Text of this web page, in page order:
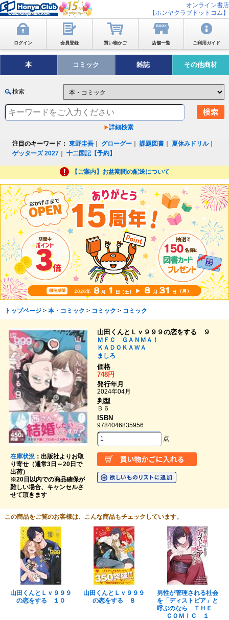
オンライン書店
【ホンヤクラブドットコム】
ログイン 会員登録 買い物かご 店舗一覧 ご利用ガイド
本 コミック 雑誌 その他商材
検索
詳細検索
注目のキーワード： 東野圭吾 グローグー ｜課題図書 ｜夏休みドリル｜
ゲッターズ 2027 ｜十二国記【予約】
【ご案内】お盆期間の配送について
トップページ> 本・コミック > コミック > コミック
在庫状況：出版社よりお取
り寄せ（通常3日～20日で
出荷）
※20日以内での商品確保が
難しい場合、キャンセルさ
せて頂きます
山田くんとＬｖ９９９の恋をする ９
ＭＦＣ ＧＡＮＭＡ！
ＫＡＤＯＫＡＷＡ
ましろ
価格
748円
発行年月
2024年04月
判型
Ｂ６
ISBN
9784046835956
点
この商品をご覧のお客様は、こんな商品もチェックしています。
山田くんとＬｖ９９９
の恋をする １０
山田くんとＬｖ９９９
の恋をする ８
男性が管理される社会
を「ディストピア」と
呼ぶのなら ＴＨＥ
ＣＯＭＩＣ １